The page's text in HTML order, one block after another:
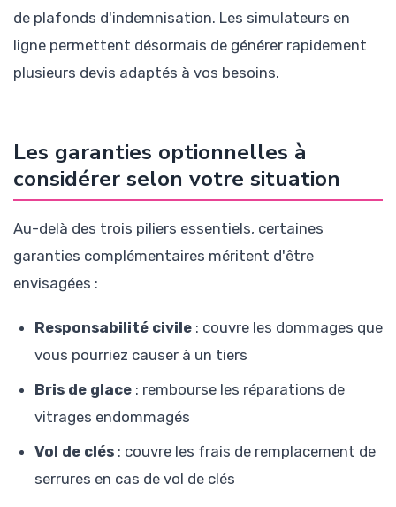
de plafonds d'indemnisation. Les simulateurs en
ligne permettent désormais de générer rapidement
plusieurs devis adaptés à vos besoins.
Les garanties optionnelles à
considérer selon votre situation
Au-delà des trois piliers essentiels, certaines
garanties complémentaires méritent d'être
envisagées :
Responsabilité civile : couvre les dommages que
vous pourriez causer à un tiers
Bris de glace : rembourse les réparations de
vitrages endommagés
Vol de clés : couvre les frais de remplacement de
serrures en cas de vol de clés